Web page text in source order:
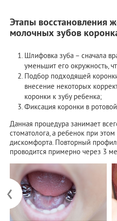
Этапы восстановления
молочных зубов
Шлифовка зуба – сначала
уменьшит его окружность,
Подбор подходящей
внесение некоторых
коронки к зубу ребенка;
Фиксация коронки в
Данная процедура занимает
стоматолога, а ребенок при
дискомфорта. Повторный
проводится примерно через 3
‹